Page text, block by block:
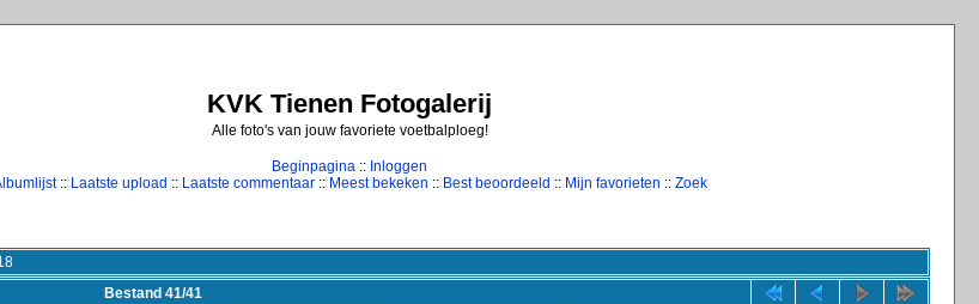
KVK Tienen Fotogalerij
Alle foto's van jouw favoriete voetbalploeg!
Beginpagina :: Inloggen
:: Laatste upload :: Laatste commentaar:: Meest bekeken :: Best beoordeeld :: Mijn favorieten :: Zoek
Bestand 41/41